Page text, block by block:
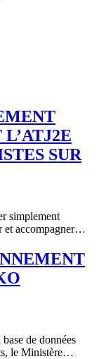
SUR
simplement
et accompagner…
de données
le Ministère…